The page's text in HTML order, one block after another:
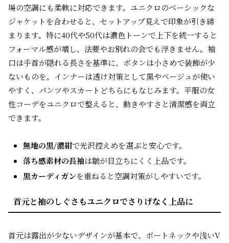
場の空調にも柔軟に対応できます。ユニクロのベーシックな
ジャケットを合わせると、セットアップ見えで印象が引き締
まります。特に40代や50代は濃色トーンで上下を統一すると
フォーマル感が増し、法要やお別れの会でも浮きません。袖
口は手首が隠れる長さを基準に、ボタンは小さめで装飾が少
ないものを。インナーは透け対策として黒やベージュが使い
やすく、パンツやスカートどちらにもなじみます。平服の女
性コーデをユニクロで整えると、動きやすさと清潔感を両立
できます。
無地の黒/濃紺で光沢控えめを選ぶと安心です。
落ち感素材の長袖は皺が目立ちにくく上品です。
黒カーディガンを重ねると空調対策がしやすいです。
首元と袖のしぐさもユニクロでさりげなく上品に
首元は露出が少ないデザインが基本で、ボートネックや浅いV